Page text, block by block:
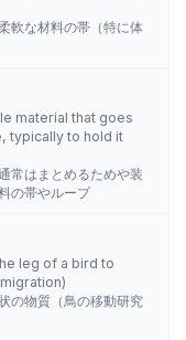
軟な材料の帯（特に体
material that goes
typically to hold it
常はまとめるためや装
の帯やループ
leg of a bird to
の物質（鳥の移動研究